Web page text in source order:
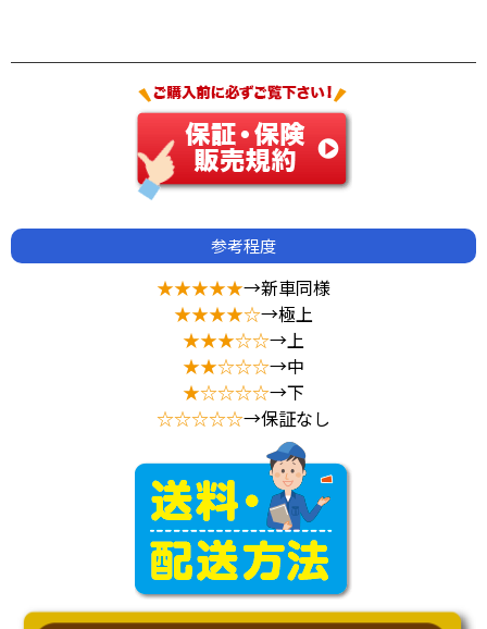
参考程度
★★★★★→新車同様
★★★★☆→極上
★★★☆☆→上
★★☆☆☆→中
★☆☆☆☆→下
☆☆☆☆☆→保証なし